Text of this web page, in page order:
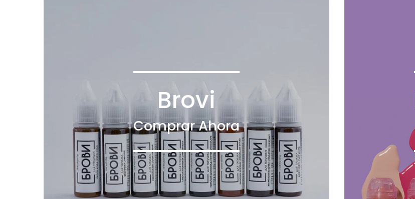
Brovi
Comprar Ahora